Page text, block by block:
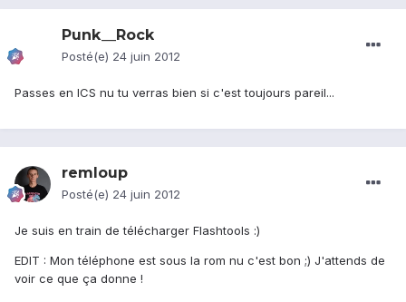
Punk__Rock
Posté(e) 24 juin 2012
Passes en ICS nu tu verras bien si c'est toujours pareil...
remloup
Posté(e) 24 juin 2012
Je suis en train de télécharger Flashtools :)
EDIT : Mon téléphone est sous la rom nu c'est bon ;) J'attends de
voir ce que ça donne !